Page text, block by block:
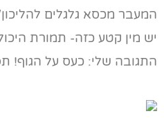
המעבר מכסא גלגלים
יש מין קטע כזה- תמורת
התגובה שלי: כעס על הגוף!